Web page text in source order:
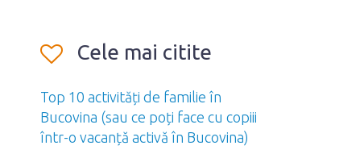
Cele mai citite
Top 10 activități de familie în
Bucovina (sau ce poți face cu copiii
într-o vacanță activă în Bucovina)